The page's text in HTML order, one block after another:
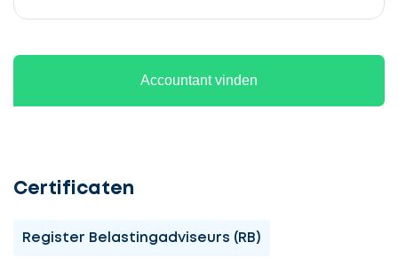
Accountant vinden
Certificaten
Register Belastingadviseurs (RB)